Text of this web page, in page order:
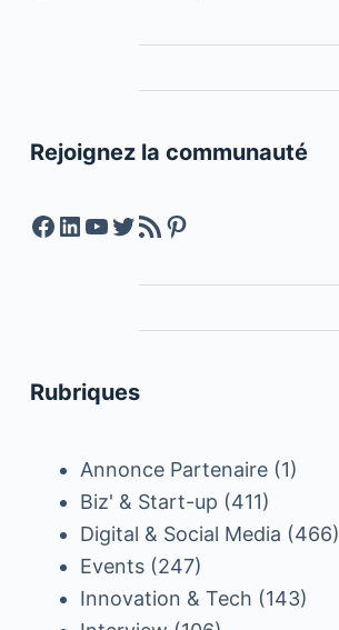
Rejoignez la communauté
Facebook
LinkedIn
YouTube
Twitter
Feed RSSPinterest
Rubriques
Annonce Partenaire(1)
Biz' & Start-up (411)
Digital & Social Media (466)
Events(247)
Innovation & Tech (143)